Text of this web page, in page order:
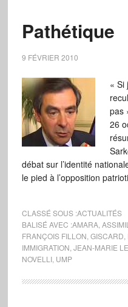
Pathétique
9 FÉVRIER 2010
« Si
pas
26
débat sur l’identité
le pied à l’opposition
CLASSÉ SOUS :ACTUALITÉS
BALISÉ AVEC :AMARA,
FRANÇOIS FILLON GISCARD
IMMIGRATION JEAN-MARIE
NOVELLI, UMP